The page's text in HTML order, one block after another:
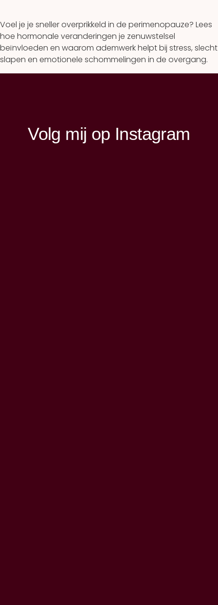
Voel je je sneller overprikkeld in de perimenopauze? Lees
hoe hormonale veranderingen je zenuwstelsel
beïnvloeden en waarom ademwerk helpt bij stress, slecht
slapen en emotionele schommelingen in de overgang.
Volg mij op Instagram